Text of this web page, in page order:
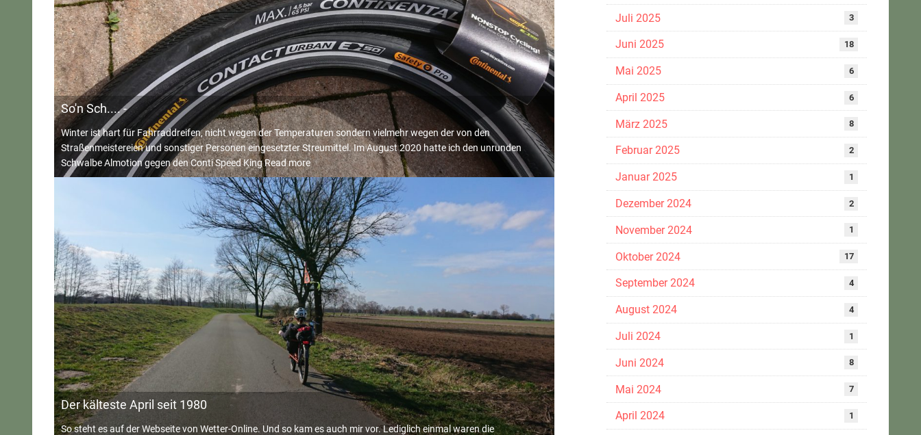
So'n Sch.... -
Winter ist hart für Fahrraddreifen, nicht wegen der Temperaturen sondern vielmehr wegen der von den
Straßenmeistereien und sonstiger Personen eingesetzter Streumittel. Im August 2020 hatte ich den unrunden
Schwalbe Almotion gegen den Conti Speed KingRead more
Der kälteste April seit 1980
So steht es auf der Webseite von Wetter-Online. Und so kam es auch mir vor. Lediglich einmal waren die
Juli 2025 3
Juni 2025 18
Mai 2025 6
April 2025 6
März 2025 8
Februar 2025 2
Januar 2025 1
Dezember 2024 2
November 2024 1
Oktober 2024 17
September 2024 4
August 2024 4
Juli 2024 1
Juni 2024 8
Mai 2024 7
April 2024 1